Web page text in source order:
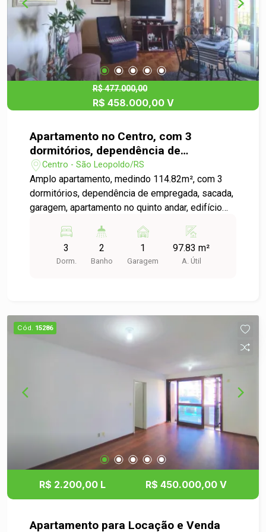
seguro, com portão eletrônico para os carros,
portaria remota para maior conveniência e um
salão de festas para momentos de lazer. Se
estiver interessado, podemos lhe ajudar!
R$ 477.000,00
R$ 458.000,00 V
Apartamento no Centro, com 3
dormitórios, dependência de
empregada, sacada e garagem.
Centro - São Leopoldo/RS
Amplo apartamento, medindo 114.82m², com 3
dormitórios, dependência de empregada, sacada,
garagem, apartamento no quinto andar, edifício
privilegiada, apenas 1 quadra do shopping
Bourbon. Venha conhecer!
3
Dorm.
2
Banho
1
Garagem
97.83 m²
A. Útil
Cód. 15286
R$ 2.200,00 L R$ 450.000,00 V
Apartamento para Locação e Venda